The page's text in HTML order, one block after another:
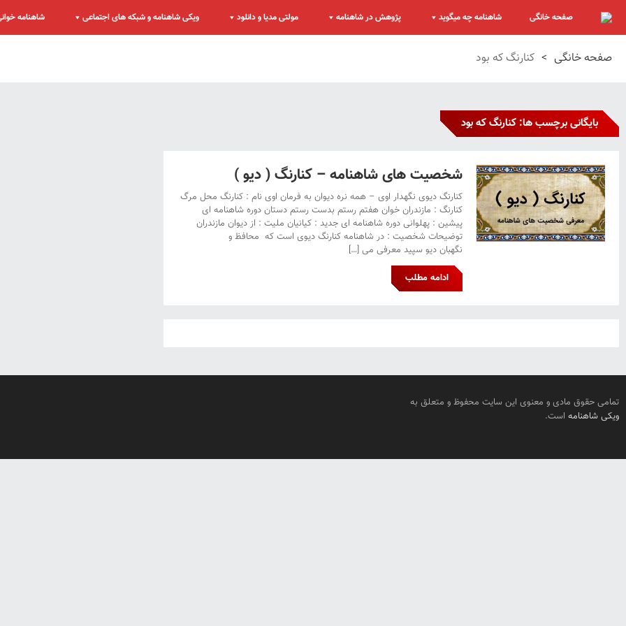
صفحه خانگی شاهنامه چه میگوید پژوهش در شاهنامه مولتی مدیا و دانلود ویکی شاهنامه و شبکه های اجتماعی شاهنامه
صفحه خانگی > کنارنگ که بود
بایگانی برچسب ها: کنارنگ که بود
شخصیت های شاهنامه – کنارنگ ( دیو )
کنارنگ دیوی نگهدار اوی – همه نره دیوان به فرمان اوی نام : کنارنگ محل مرگ
کنارنگ : مازندران خوان هفتم رستم بدست رستم دستان دوره شاهنامه ای
پیشین : پهلوانی دوره شاهنامه ای جدید : کیانیان ملیت : از دیوان مازندران
توضیحات شخصیت : در شاهنامه کنارنگ دیوی است که محافظ و
نگهبان دیو سپید معرفی می […]
ادامه مطلب
تمامی حقوق مادی و معنوی این سایت محفوظ و متعلق به
ویکی شاهنامه است.